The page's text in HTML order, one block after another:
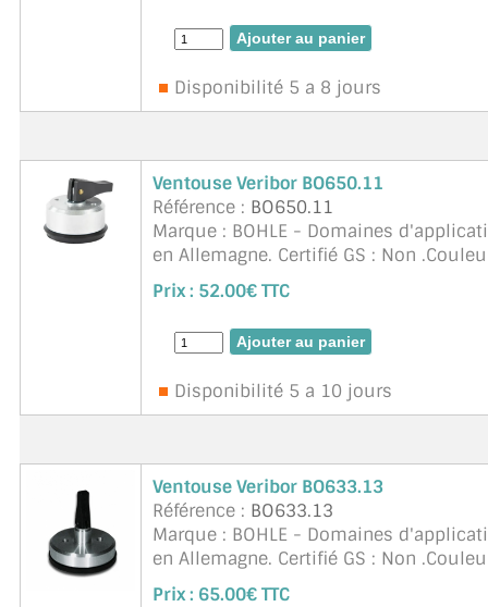
Disponibilité 5 a 8 jours
Ventouse Veribor BO650.11
Référence : BO650.11
Marque : BOHLE - Domaines
en Allemagne. Certifié GS : Non
d'aspiration : 36,5 mm. Géométrie de
Prix : 52.00€ TTC
Disponibilité 5 a 10 jours
Ventouse Veribor BO633.13
Référence : BO633.13
Marque : BOHLE - Domaines
en Allemagne. Certifié GS : Non
d'aspiration : 55 mm. Géométrie de la
Prix : 65.00€ TTC